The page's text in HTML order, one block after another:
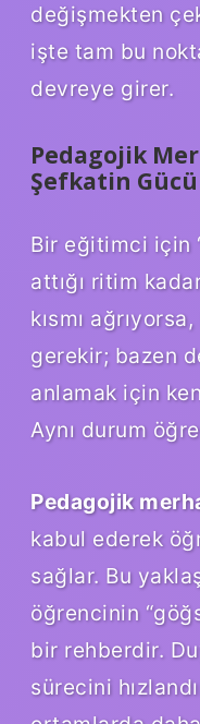
değişmekten
işte tam bu
devreye girer.
Pedagojik
Şefkatin Gücü
Bir eğitimci için
attığı ritim
kısmı
gerekir; bazen
anlamak için
Aynı durum
Pedagojik
kabul ederek
sağlar. Bu
öğrencinin
bir rehberdir.
sürecini